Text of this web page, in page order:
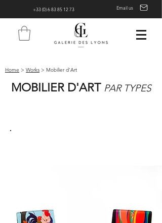
+33 (0) 6 83 85 12 73 Email us
Home > Works > Mobilier d'Art
MOBILIER D'ART PAR TYPES